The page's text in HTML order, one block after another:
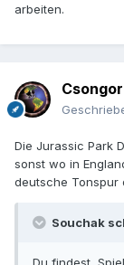
arbeiten.
Csongor
Die Jurassic Park
sonst wo in
deutsche Tonspur
Souchak